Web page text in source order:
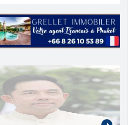
la sécurité pendant Songkran
routière ‘Seven Days of Danger’ de